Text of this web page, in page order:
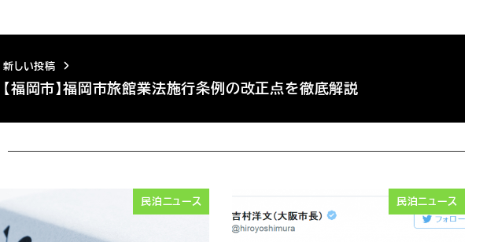
新しい投稿
【福岡市】福岡市旅館業法施行条例の改正点を徹底解説
民泊ニュース 民泊ニュース